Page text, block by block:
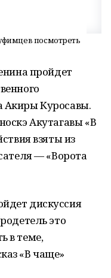
посмотреть
пройдет
Акиры Куросавы.
Акутагавы «В
взяты из
— «Ворота
дискуссия
это
в теме,
«В чаще»